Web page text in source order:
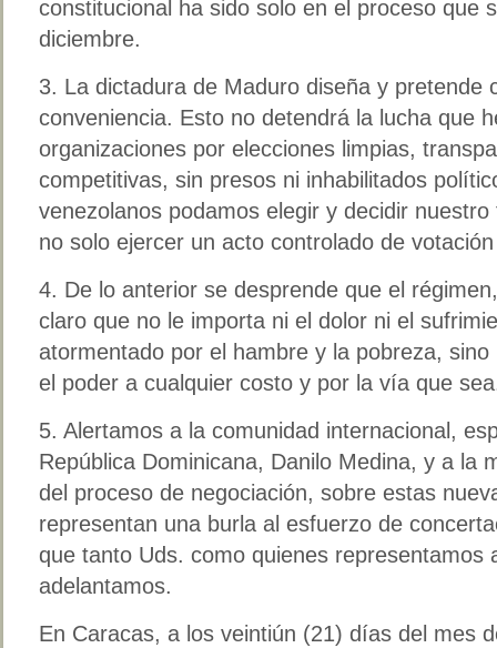
constitucional ha sido solo en el proceso que
diciembre.
3. La dictadura de Maduro diseña y pretende
conveniencia. Esto no detendrá la lucha que
organizaciones por elecciones limpias,
competitivas, sin presos ni inhabilitados
venezolanos podamos elegir y decidir
no solo ejercer un acto controlado de
4. De lo anterior se desprende que el
claro que no le importa ni el dolor ni el
atormentado por el hambre y la pobreza,
el poder a cualquier costo y por la vía que
5. Alertamos a la comunidad internacional,
República Dominicana, Danilo Medina, y a la
del proceso de negociación, sobre estas
representan una burla al esfuerzo de
que tanto Uds. como quienes representamos
adelantamos.
En Caracas, a los veintiún (21) días del mes